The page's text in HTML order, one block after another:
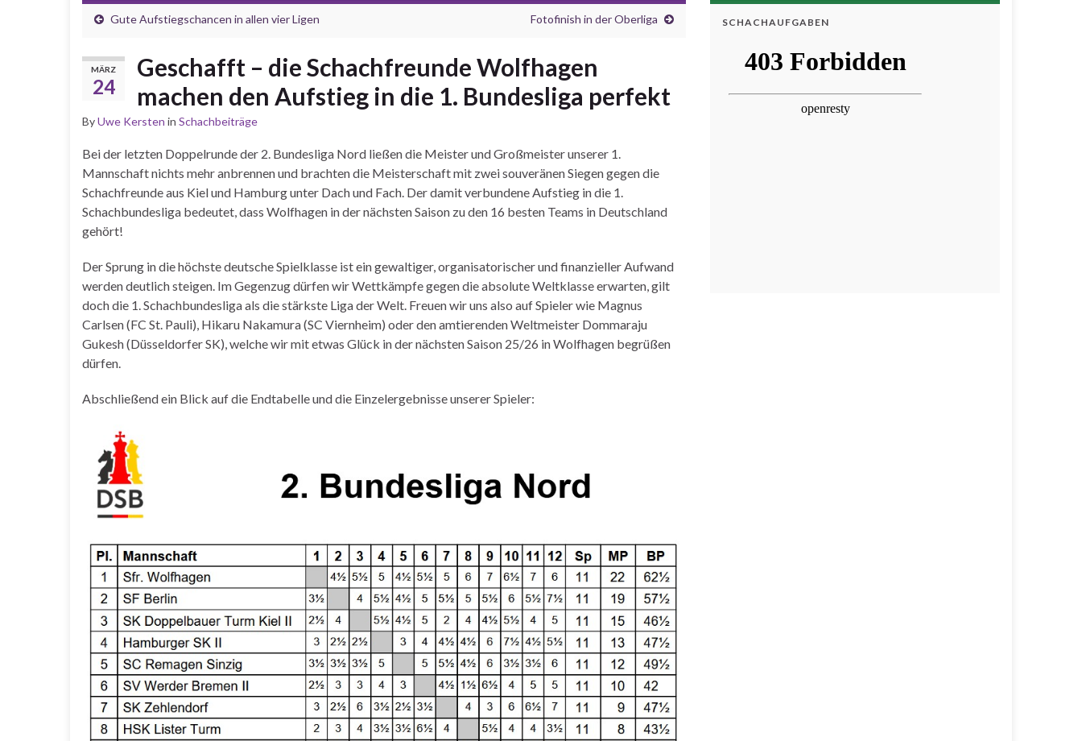
Gute Aufstiegschancen in allen vier Ligen Fotofinish in der Oberliga
MÄRZ
24
Geschafft – die Schachfreunde Wolfhagen
machen den Aufstieg in die 1. Bundesliga perfekt
ByUwe Kersten in Schachbeiträge
Bei der letzten Doppelrunde der 2. Bundesliga Nord ließen die Meister und Großmeister unserer 1.
Mannschaft nichts mehr anbrennen und brachten die Meisterschaft mit zwei souveränen Siegen gegen die
Schachfreunde aus Kiel und Hamburg unter Dach und Fach. Der damit verbundene Aufstieg in die 1.
Schachbundesliga bedeutet, dass Wolfhagen in der nächsten Saison zu den 16 besten Teams in Deutschland
gehört!
Der Sprung in die höchste deutsche Spielklasse ist ein gewaltiger, organisatorischer und finanzieller Aufwand
werden deutlich steigen. Im Gegenzug dürfen wir Wettkämpfe gegen die absolute Weltklasse erwarten, gilt
doch die 1. Schachbundesliga als die stärkste Liga der Welt. Freuen wir uns also auf Spieler wie Magnus
Carlsen (FC St. Pauli), Hikaru Nakamura (SC Viernheim) oder den amtierenden Weltmeister Dommaraju
Gukesh (Düsseldorfer SK), welche wir mit etwas Glück in der nächsten Saison 25/26 in Wolfhagen begrüßen
dürfen.
Abschließend ein Blick auf die Endtabelle und die Einzelergebnisse unserer Spieler:
SCHACHAUFGABEN